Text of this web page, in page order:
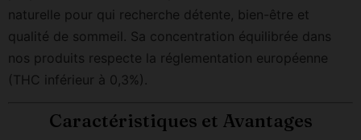
naturelle pour qui recherche détente, bien-être et
qualité de sommeil. Sa concentration équilibrée dans
nos produits respecte la réglementation européenne
(THC inférieur à 0,3%).
Caractéristiques et Avantages